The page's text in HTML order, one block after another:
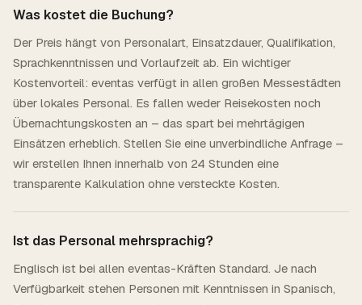
Was kostet die Buchung?
Der Preis hängt von Personalart, Einsatzdauer, Qualifikation,
Sprachkenntnissen und Vorlaufzeit ab. Ein wichtiger
Kostenvorteil: eventas verfügt in allen großen Messestädten
über lokales Personal. Es fallen weder Reisekosten noch
Übernachtungskosten an – das spart bei mehrtägigen
Einsätzen erheblich. Stellen Sie eine unverbindliche Anfrage –
wir erstellen Ihnen innerhalb von 24 Stunden eine
transparente Kalkulation ohne versteckte Kosten.
Ist das Personal mehrsprachig?
Englisch ist bei allen eventas-Kräften Standard. Je nach
Verfügbarkeit stehen Personen mit Kenntnissen in Spanisch,